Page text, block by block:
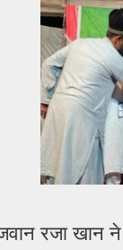
रजा खान